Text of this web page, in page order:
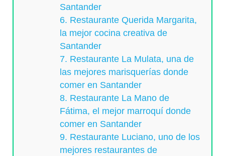
Santander
6. Restaurante Querida Margarita,
la mejor cocina creativa de
Santander
7. Restaurante La Mulata, una de
las mejores marisquerías donde
comer en Santander
8. Restaurante La Mano de
Fátima, el mejor marroquí donde
comer en Santander
9. Restaurante Luciano, uno de los
mejores restaurantes de